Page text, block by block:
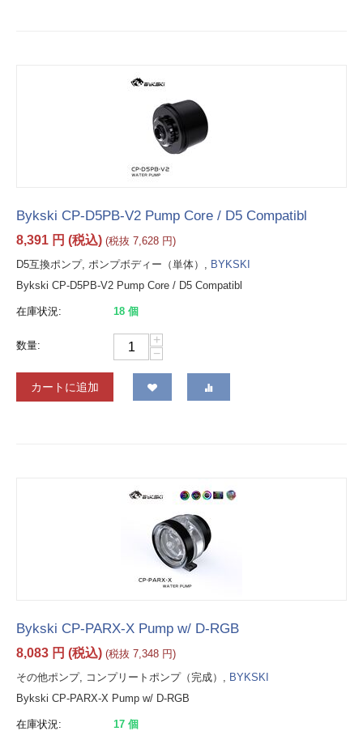
Bykski CP-D5PB-V2 Pump Core / D5 Compatibl
8,391 円 (税込) (税抜 7,628 円)
D5互換ポンプ, ポンプボディー（単体）, BYKSKI
Bykski CP-D5PB-V2 Pump Core / D5 Compatibl
在庫状況: 18 個
数量:
+
−
カートに追加
Bykski CP-PARX-X Pump w/ D-RGB
8,083 円 (税込) (税抜 7,348 円)
その他ポンプ, コンプリートポンプ（完成）, BYKSKI
Bykski CP-PARX-X Pump w/ D-RGB
在庫状況: 17 個